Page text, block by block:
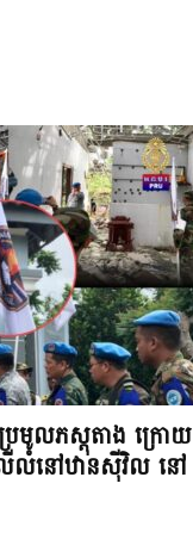
រមូលភស្តុតាង ក្រោយ
ើលំនៅឋានស៊ីវិល នៅ